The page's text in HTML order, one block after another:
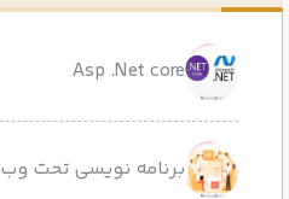
Asp .Net core
برنامه نویسی تحت وب